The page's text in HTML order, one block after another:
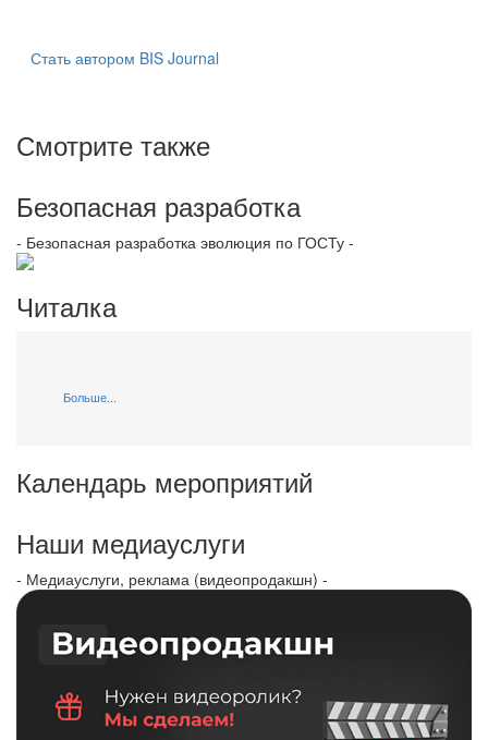
Стать автором BIS Journal
Смотрите также
Безопасная разработка
- Безопасная разработка эволюция по ГОСТу -
Читалка
Больше...
Календарь мероприятий
Наши медиауслуги
- Медиауслуги, реклама (видеопродакшн) -